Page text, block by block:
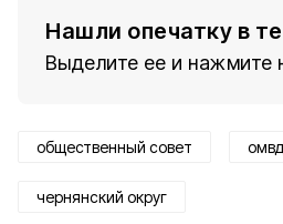
Нашли опечатку в
Выделите ее и нажмите
общественный совет омвд
чернянский округ